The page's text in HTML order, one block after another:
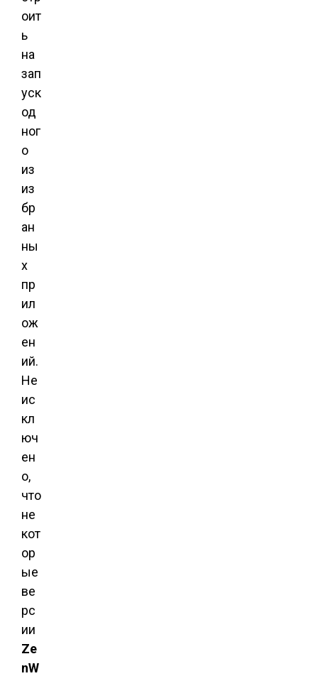
оит
ь
на
зап
уск
од
ног
о
из
из
бр
ан
ны
х
пр
ил
ож
ен
ий.
Не
ис
кл
юч
ен
о,
что
не
кот
ор
ые
ве
рс
ии
Ze
nW